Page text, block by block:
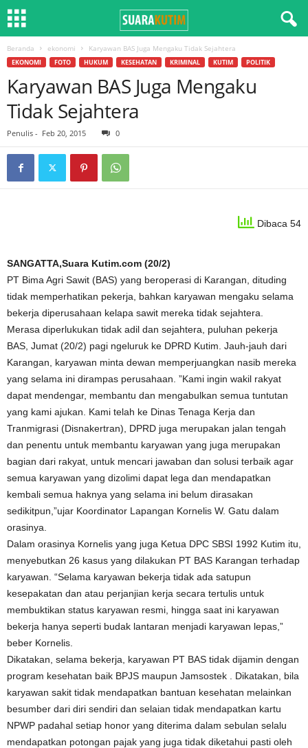
Beranda ekonomi Karyawan BAS Juga Mengaku Tidak Sejahtera
EKONOMI FOTO HUKUM KESEHATAN KRIMINAL KUTIM POLITIK
Karyawan BAS Juga Mengaku
Tidak Sejahtera
Penulis - Feb 20, 2015 0
Dibaca 54
SANGATTA,Suara Kutim.com (20/2)
PT Bima Agri Sawit (BAS) yang beroperasi di Karangan, dituding
tidak memperhatikan pekerja, bahkan karyawan mengaku selama
bekerja diperusahaan kelapa sawit mereka tidak sejahtera.
Merasa diperlukukan tidak adil dan sejahtera, puluhan pekerja
BAS, Jumat (20/2) pagi ngeluruk ke DPRD Kutim. Jauh-jauh dari
Karangan, karyawan minta dewan memperjuangkan nasib mereka
yang selama ini dirampas perusahaan. ”Kami ingin wakil rakyat
dapat mendengar, membantu dan mengabulkan semua tuntutan
yang kami ajukan. Kami telah ke Dinas Tenaga Kerja dan
Tranmigrasi (Disnakertran), DPRD juga merupakan jalan tengah
dan penentu untuk membantu karyawan yang juga merupakan
bagian dari rakyat, untuk mencari jawaban dan solusi terbaik agar
semua karyawan yang dizolimi dapat lega dan mendapatkan
kembali semua haknya yang selama ini belum dirasakan
sedikitpun,”ujar Koordinator Lapangan Kornelis W. Gatu dalam
orasinya.
Dalam orasinya Kornelis yang juga Ketua DPC SBSI 1992 Kutim itu,
menyebutkan 26 kasus yang dilakukan PT BAS Karangan terhadap
karyawan. “Selama karyawan bekerja tidak ada satupun
kesepakatan dan atau perjanjian kerja secara tertulis untuk
membuktikan status karyawan resmi, hingga saat ini karyawan
bekerja hanya seperti budak lantaran menjadi karyawan lepas,”
beber Kornelis.
Dikatakan, selama bekerja, karyawan PT BAS tidak dijamin dengan
program kesehatan baik BPJS maupun Jamsostek . Dikatakan, bila
karyawan sakit tidak mendapatkan bantuan kesehatan melainkan
besumber dari diri sendiri dan selaian tidak mendapatkan kartu
NPWP padahal setiap honor yang diterima dalam sebulan selalu
mendapatkan potongan pajak yang juga tidak diketahui pasti oleh